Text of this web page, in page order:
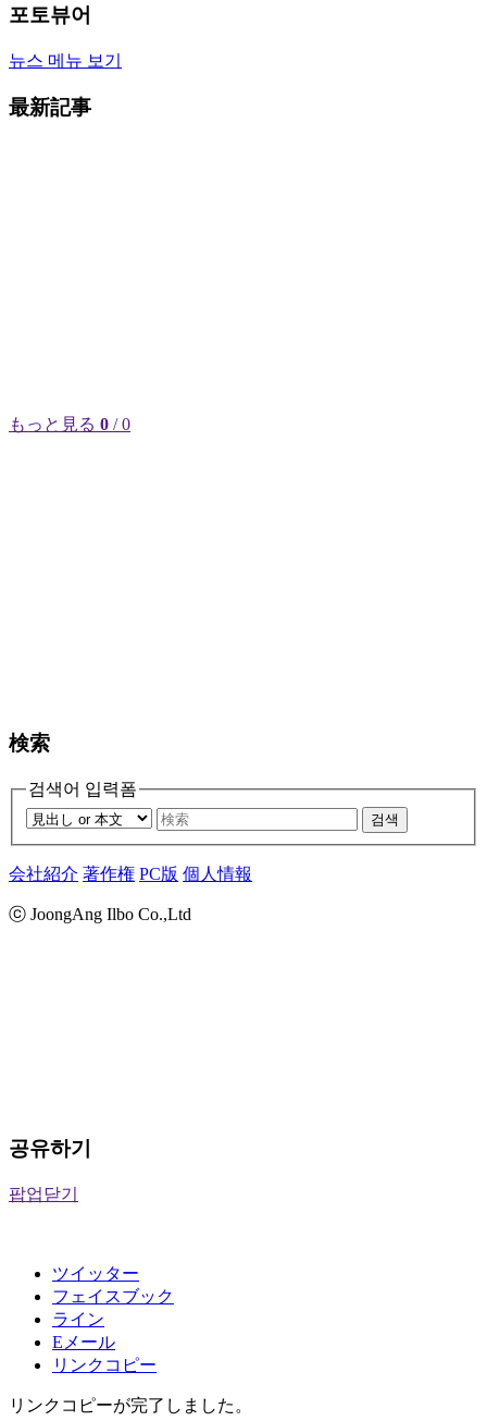
포토뷰어
뉴스 메뉴 보기
最新記事
もっと見る 0 / 0
検索
검색어 입력폼
검색
会社紹介 著作権 PC版 個人情報
ⓒ JoongAng Ilbo Co.,Ltd
공유하기
팝업닫기
ツイッター
フェイスブック
ライン
Eメール
リンクコピー
リンクコピーが完了しました。